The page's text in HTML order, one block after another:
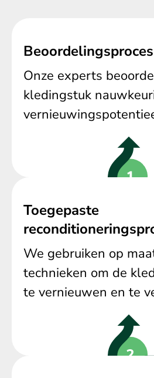
Onze experts
kledingstuk
Toegepaste
We gebruiken op
technieken om de
te vernieuwen en te